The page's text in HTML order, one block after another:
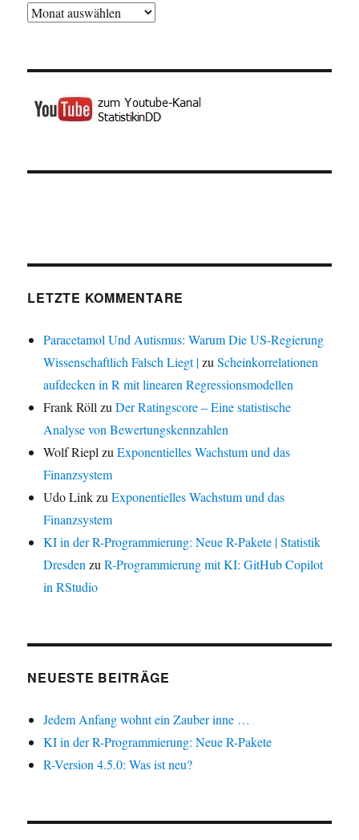
Archiv
LETZTE KOMMENTARE
Paracetamol Und Autismus: Warum Die US-Regierung
Wissenschaftlich Falsch Liegt |zuScheinkorrelationen
aufdecken in R mit linearen Regressionsmodellen
Frank Röll zuDer Ratingscore – Eine statistische
Analyse von Bewertungskennzahlen
Wolf Riepl zuExponentielles Wachstum und das
Finanzsystem
Udo LinkzuExponentielles Wachstum und das
Finanzsystem
KI in der R-Programmierung: Neue R-Pakete | Statistik
Dresden zuR-Programmierung mit KI: GitHub Copilot
in RStudio
NEUESTE BEITRÄGE
Jedem Anfang wohnt ein Zauber inne …
KI in der R-Programmierung: Neue R-Pakete
R-Version 4.5.0: Was ist neu?